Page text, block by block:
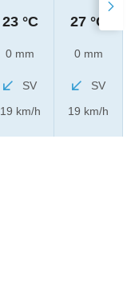
23 °C
0 mm
SV
19 km/h
27 °C
0 mm
SV
19 km/h